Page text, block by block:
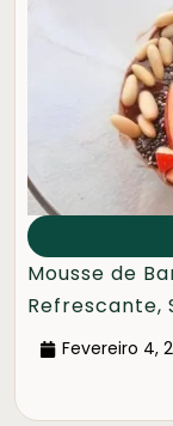
Mousse de
Refrescante,
Fevereiro 4,